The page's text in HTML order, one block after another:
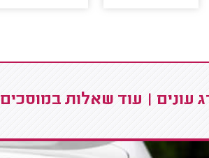
עונים | עוד שאלות במוסכים